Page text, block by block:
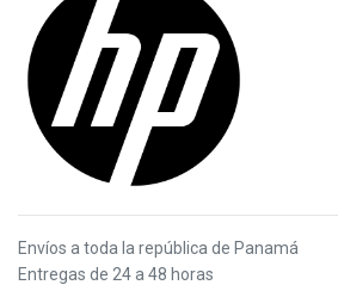
Envíos a toda la república de Panamá
Entregas de 24 a 48 horas